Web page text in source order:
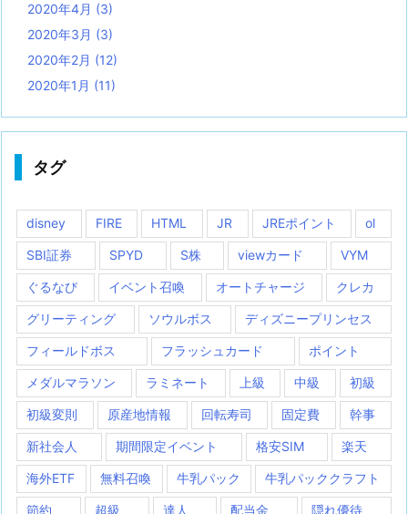
2020年4月 (3)
2020年3月 (3)
2020年2月 (12)
2020年1月 (11)
タグ
disney FIRE HTML JR JREポイント ol
SBI証券 SPYD S株 viewカード VYM
ぐるなび イベント召喚 オートチャージ クレカ
グリーティング ソウルボス ディズニープリンセス
フィールドボス フラッシュカード ポイント
メダルマラソン ラミネート 上級 中級 初級
初級変則 原産地情報 回転寿司 固定費 幹事
新社会人 期間限定イベント 格安SIM 楽天
海外ETF 無料召喚 牛乳パック 牛乳パッククラフト
節約 超級 達人 配当金 隠れ優待